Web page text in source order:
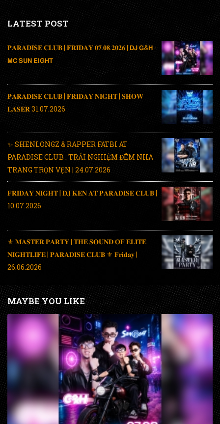
LATEST POST
𝐏𝐀𝐑𝐀𝐃𝐈𝐒𝐄 𝐂𝐋𝐔𝐁 | 𝐅𝐑𝐈𝐃𝐀𝐘 𝟎𝟕.𝟎𝟖.𝟐𝟎𝟐𝟔 | 𝗗𝗝 𝗚&𝗛 -
𝗠𝗖 𝗦𝗨𝗡 𝗘𝗜𝗚𝗛𝗧
𝐏𝐀𝐑𝐀𝐃𝐈𝐒𝐄 𝐂𝐋𝐔𝐁 | 𝐅𝐑𝐈𝐃𝐀𝐘 𝐍𝐈𝐆𝐇𝐓 | 𝐒𝐇𝐎𝐖
𝐋𝐀𝐒𝐄𝐑 31.07.2026
✨ SHENLONGZ & RAPPER FATBI AT
PARADISE CLUB : TRẢI NGHIỆM ĐÊM NHA
TRANG TRỌN VẸN | 24.07.2026
𝐅𝐑𝐈𝐃𝐀𝐘 𝐍𝐈𝐆𝐇𝐓 | 𝐃𝐉 𝐊𝐄𝐍 𝐀𝐓 𝐏𝐀𝐑𝐀𝐃𝐈𝐒𝐄 𝐂𝐋𝐔𝐁 |
10.07.2026
⚜️ 𝐌𝐀𝐒𝐓𝐄𝐑 𝐏𝐀𝐑𝐓𝐘 | 𝐓𝐇𝐄 𝐒𝐎𝐔𝐍𝐃 𝐎𝐅 𝐄𝐋𝐈𝐓𝐄
𝐍𝐈𝐆𝐇𝐓𝐋𝐈𝐅𝐄 | 𝐏𝐀𝐑𝐀𝐃𝐈𝐒𝐄 𝐂𝐋𝐔𝐁 ⚜️ 𝐅𝐫𝐢𝐝𝐚𝐲 |
26.06.2026
MAYBE YOU LIKE